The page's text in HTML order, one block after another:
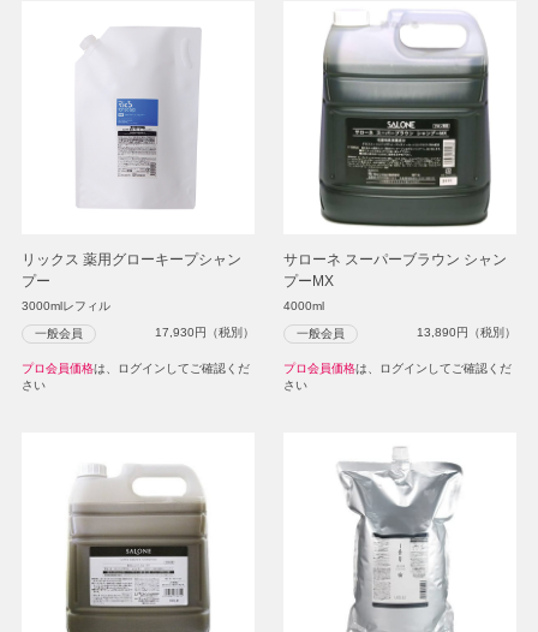
リックス 薬用グローキープシャン
プー
3000mlレフィル
一般会員 17,930円（税別）
プロ会員価格は、ログインしてご確認くだ
さい
サローネ スーパーブラウン シャン
プーMX
4000ml
一般会員 13,890円（税別）
プロ会員価格は、ログインしてご確認くだ
さい